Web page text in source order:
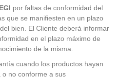
por faltas de conformidad del
que se manifiesten en un plazo
bien. El Cliente deberá informar
en el plazo máximo de
de la misma.
cuando los productos hayan
no conforme a sus